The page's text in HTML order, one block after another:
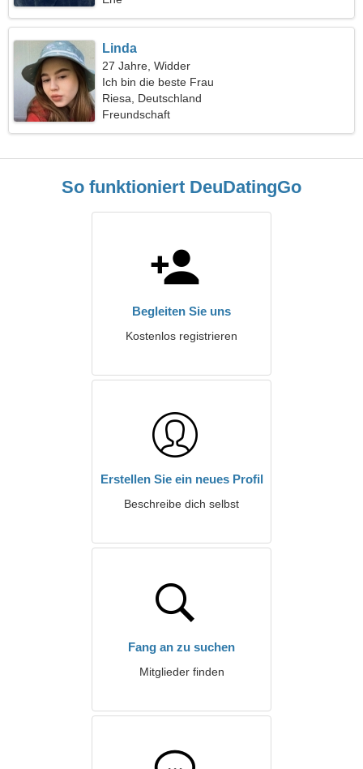
Linda
27 Jahre, Widder
Ich bin die beste Frau
Riesa, Deutschland
Freundschaft
So funktioniert DeuDatingGo
Begleiten Sie uns
Kostenlos registrieren
Erstellen Sie ein neues Profil
Beschreibe dich selbst
Fang an zu suchen
Mitglieder finden